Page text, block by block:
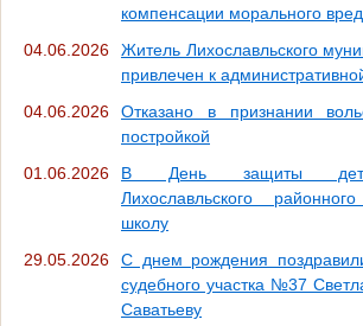
компенсации морального
04.06.2026
Житель Лихославльского
привлечен к
04.06.2026
Отказано в признании
постройкой
01.06.2026
В День защиты
Лихославльского
школу
29.05.2026
С днем рождения
судебного участка №37
Саватьеву